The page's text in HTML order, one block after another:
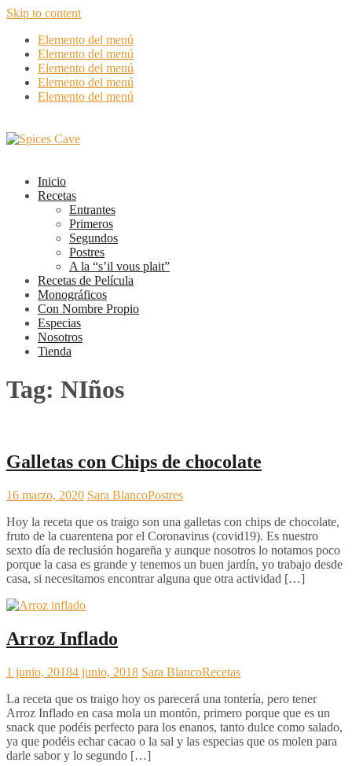
Skip to content
Elemento del menú
Elemento del menú
Elemento del menú
Elemento del menú
Elemento del menú
Inicio
Recetas
Entrantes
Primeros
Segundos
Postres
A la “s’il vous plait”
Recetas de Película
Monográficos
Con Nombre Propio
Especias
Nosotros
Tienda
Tag: NIños
Galletas con Chips de chocolate
16 marzo, 2020 Sara BlancoPostres
Hoy la receta que os traigo son una galletas con chips de chocolate,
fruto de la cuarentena por el Coronavirus (covid19). Es nuestro
sexto día de reclusión hogareña y aunque nosotros lo notamos poco
porque la casa es grande y tenemos un buen jardín, yo trabajo desde
casa, si necesitamos encontrar alguna que otra actividad […]
Arroz Inflado
1 junio, 20184 junio, 2018 Sara BlancoRecetas
La receta que os traigo hoy os parecerá una tontería, pero tener
Arroz Inflado en casa mola un montón, primero porque que es un
snack que podéis perfecto para los enanos, tanto dulce como salado,
ya que podéis echar cacao o la sal y las especias que os molen para
darle sabor y lo segundo […]